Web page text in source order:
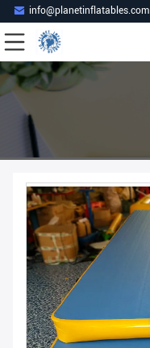
info@planetinflatables.com